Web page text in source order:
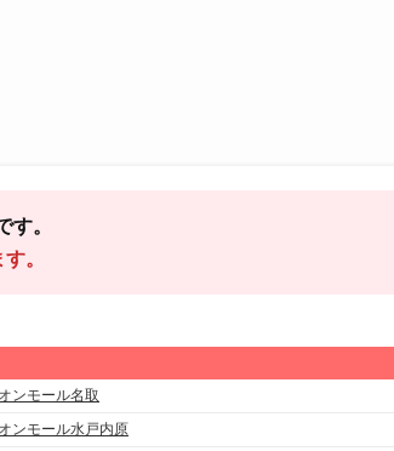
。
。
ンモール名取
ンモール水戸内原